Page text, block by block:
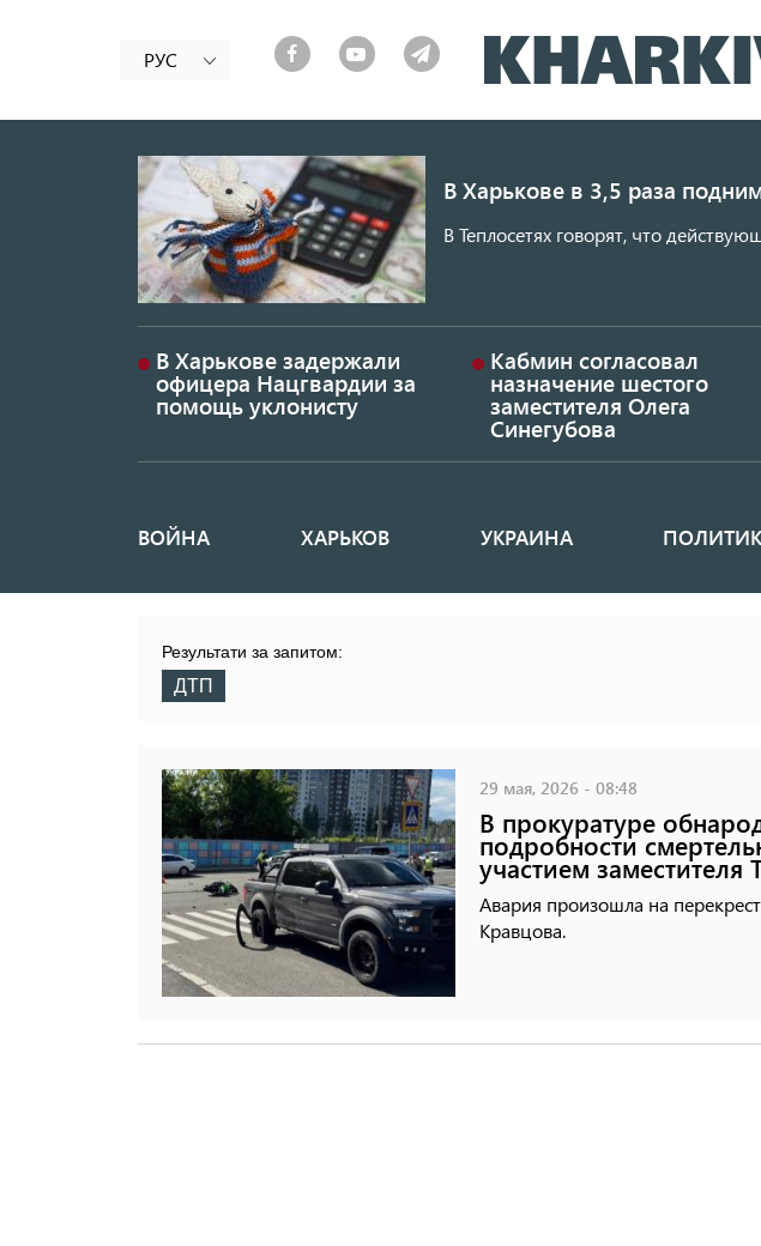
РУС
В Харькове в 3,5 раза
В Теплосетях говорят, что
В Харькове задержали
офицера Нацгвардии за
помощь уклонисту
Кабмин согласовал
назначение шестого
заместителя Олега
Синегубова
Основная
ВОЙНА ХАРЬКОВ УКРАИНА
Результати за запитом:
ДТП
29 мая, 2026 - 08:48
В прокуратуре
подробности
участием заместителя
Авария произошла на
Кравцова.